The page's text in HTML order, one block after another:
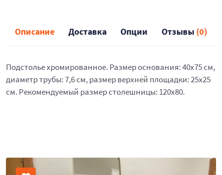
Описание Доставка Опции Отзывы (0)
Подстолье хромированное. Размер основания: 40x75 см,
диаметр трубы: 7,6 см, размер верхней площадки: 25х25
см. Рекомендуемый размер столешницы: 120х80.